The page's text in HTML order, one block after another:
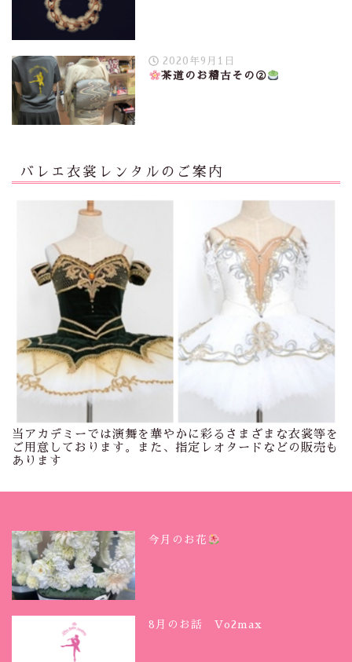
2020年9月1日
茶道のお稽古その②
バレエ衣裳レンタルのご案内
当アカデミーでは演舞を華やかに彩るさまざまな衣裳等を
ご用意しております。また、指定レオタードなどの販売も
あります
今月のお花
8月のお話 Vo2max